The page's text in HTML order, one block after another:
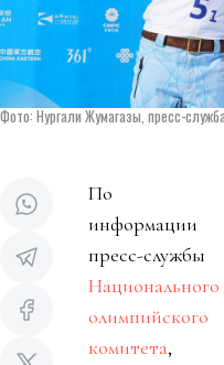
Фото: Нургали Жумагазы, пресс-
По
информации
пресс-службы
Национального
олимпийского
комитета,